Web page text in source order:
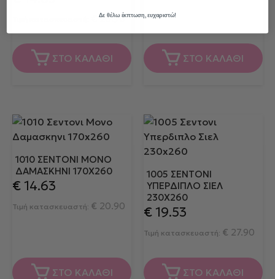
20.90
ΣΤΟ ΚΑΛΑΘΙ ΣΤΟ ΚΑΛΑΘΙ
1010 ΣΕΝΤΟΝΙ ΜΟΝΟ
ΔΑΜΑΣΚΗΝΙ 170X260
€ 14.63
Τιμή κατασκευαστή: € 20.90
ΣΤΟ ΚΑΛΑΘΙ
1005 ΣΕΝΤΟΝΙ
ΥΠΕΡΔΙΠΛΟ ΣΙΕΛ
230X260
€19.53
Τιμή κατασκευαστή: € 27.90
ΣΤΟ ΚΑΛΑΘΙ
Δε θέλω έκπτωση, ευχαριστώ!